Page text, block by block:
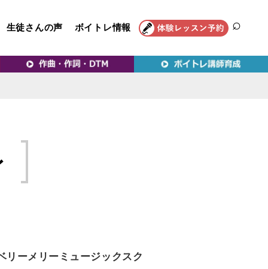
イトレ教室｜VERY MERRY
生徒さんの声 ボイトレ情報
リーメリーミュージックスク